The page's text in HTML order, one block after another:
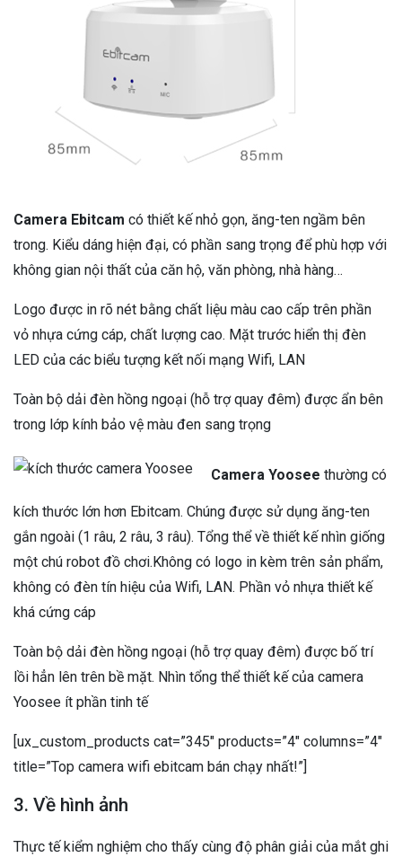
Camera Ebitcam có thiết kế nhỏ gọn, ăng-ten ngầm bên
trong. Kiểu dáng hiện đại, có phần sang trọng để phù hợp với
không gian nội thất của căn hộ, văn phòng, nhà hàng…
Logo được in rõ nét bằng chất liệu màu cao cấp trên phần
vỏ nhựa cứng cáp, chất lượng cao. Mặt trước hiển thị đèn
LED của các biểu tượng kết nối mạng Wifi, LAN
Toàn bộ dải đèn hồng ngoại (hỗ trợ quay đêm) được ẩn bên
trong lớp kính bảo vệ màu đen sang trọng
Camera Yoosee thường có
kích thước lớn hơn Ebitcam. Chúng được sử dụng ăng-ten
gắn ngoài (1 râu, 2 râu, 3 râu). Tổng thể về thiết kế nhìn giống
một chú robot đồ chơi.Không có logo in kèm trên sản phẩm,
không có đèn tín hiệu của Wifi, LAN. Phần vỏ nhựa thiết kế
khá cứng cáp
Toàn bộ dải đèn hồng ngoại (hỗ trợ quay đêm) được bố trí
lồi hẳn lên trên bề mặt. Nhìn tổng thể thiết kế của camera
Yoosee ít phần tinh tế
[ux_custom_products cat=”345″ products=”4″ columns=”4″
title=”Top camera wifi ebitcam bán chạy nhất!”]
3. Về hình ảnh
Thực tế kiểm nghiệm cho thấy cùng độ phân giải của mắt ghi